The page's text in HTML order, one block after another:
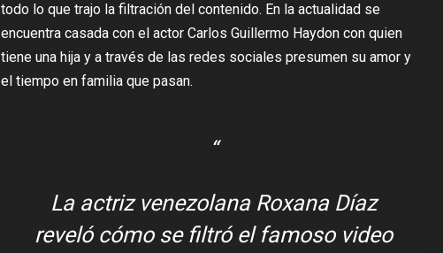
todo lo que trajo la filtración del contenido. En la actualidad se
encuentra casada con el actor Carlos Guillermo Haydon con quien
tiene una hija y a través de las redes sociales presumen su amor y
el tiempo en familia que pasan.
La actriz venezolana Roxana Díaz
reveló cómo se filtró el famoso video